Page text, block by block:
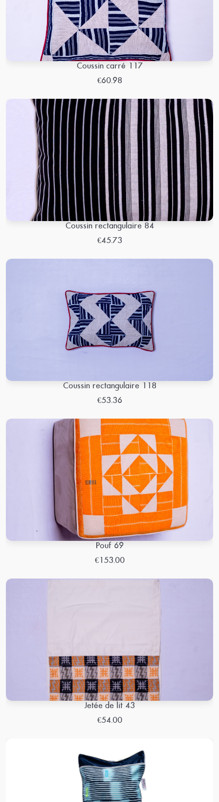
Coussin carré 117
€60.98
Coussin rectangulaire 84
€45.73
Coussin rectangulaire 118
€53.36
Pouf 69
€153.00
Jetée de lit 43
€54.00